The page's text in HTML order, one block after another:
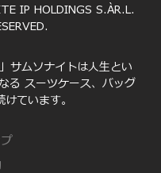
IP HOLDINGS S.ÀR.L.
サムソナイトは人生とい
る スーツケース、バッグ
ています。